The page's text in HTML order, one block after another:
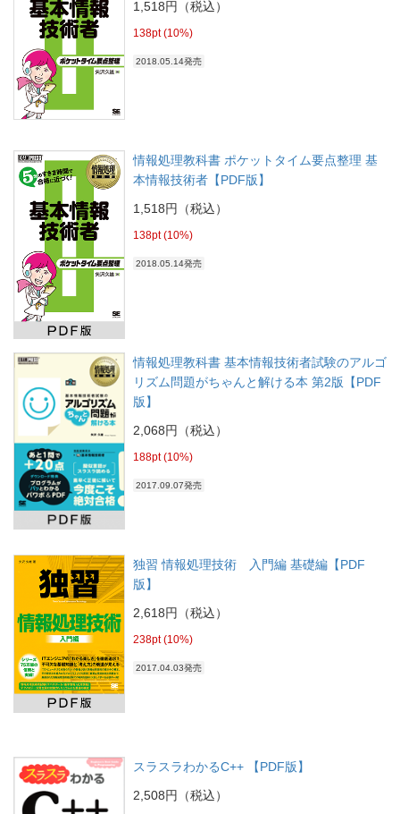
1,518円（税込）
138pt (10%)
2018.05.14発売
情報処理教科書 ポケットタイム要点整理 基
本情報技術者【PDF版】
1,518円（税込）
138pt (10%)
2018.05.14発売
情報処理教科書 基本情報技術者試験のアルゴ
リズム問題がちゃんと解ける本 第2版【PDF
版】
2,068円（税込）
188pt (10%)
2017.09.07発売
独習 情報処理技術 入門編 基礎編【PDF
版】
2,618円（税込）
238pt (10%)
2017.04.03発売
スラスラわかるC++ 【PDF版】
2,508円（税込）